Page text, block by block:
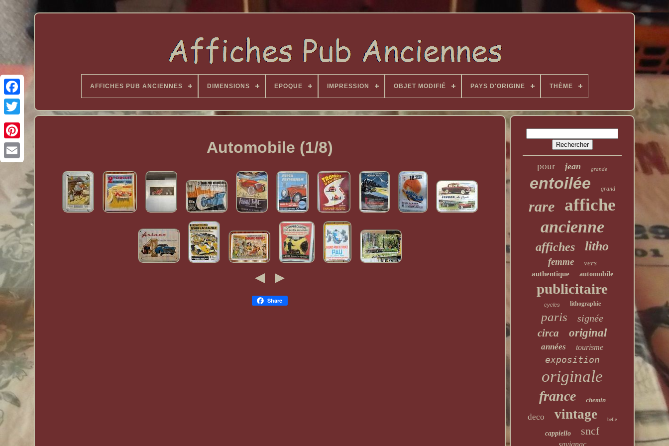
AFFICHES PUB ANCIENNES DIMENSIONS EPOQUE IMPRESSION OBJET MODIFIÉ PAYS D'ORIGINE THÈME
Automobile (1/8)
Share
pour jean grande
entoilée grand
rare affiche
ancienne
affiches litho
femme
vers
authentique
automobile
publicitaire
cycles lithographie
paris signée
circa original
années tourisme
exposition
originale
france chemin
deco vintage belle
cappiello sncf
savignac